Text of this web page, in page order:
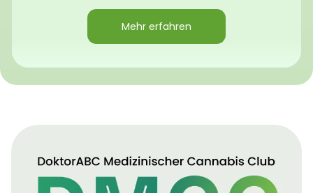
Mehr erfahren